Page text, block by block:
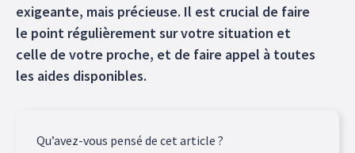
exigeante, mais précieuse. Il est crucial de faire
le point régulièrement sur votre situation et
celle de votre proche, et de faire appel à toutes
les aides disponibles.
Qu’avez-vous pensé de cet article ?